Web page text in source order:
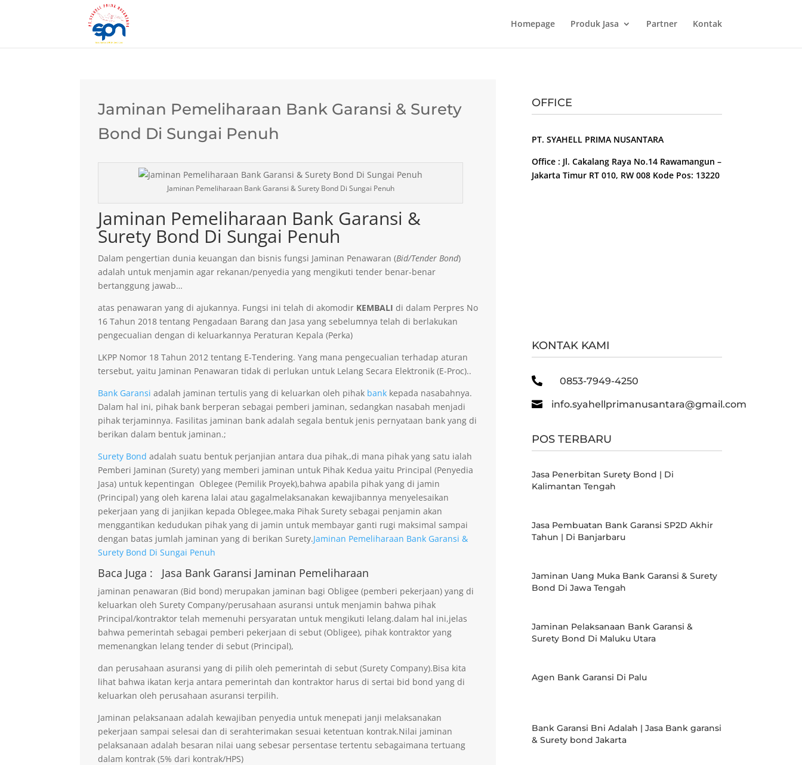
Homepage Produk Jasa Partner Kontak
Jaminan Pemeliharaan Bank Garansi & Surety
Bond Di Sungai Penuh
Jaminan Pemeliharaan Bank Garansi & Surety Bond Di Sungai Penuh
Jaminan Pemeliharaan Bank Garansi &
Surety Bond Di Sungai Penuh
Dalam pengertian dunia keuangan dan bisnis fungsi Jaminan Penawaran (Bid/Tender Bond)
adalah untuk menjamin agar rekanan/penyedia yang mengikuti tender benar-benar
bertanggung jawab…
atas penawaran yang di ajukannya. Fungsi ini telah di akomodir KEMBALI di dalam Perpres No
16 Tahun 2018 tentang Pengadaan Barang dan Jasa yang sebelumnya telah di berlakukan
pengecualian dengan di keluarkannya Peraturan Kepala (Perka)
LKPP Nomor 18 Tahun 2012 tentang E-Tendering. Yang mana pengecualian terhadap aturan
tersebut, yaitu Jaminan Penawaran tidak di perlukan untuk Lelang Secara Elektronik (E-Proc)..
Bank Garansi adalah jaminan tertulis yang di keluarkan oleh pihak bank kepada nasabahnya.
Dalam hal ini, pihak bank berperan sebagai pemberi jaminan, sedangkan nasabah menjadi
pihak terjaminnya. Fasilitas jaminan bank adalah segala bentuk jenis pernyataan bank yang di
berikan dalam bentuk jaminan.;
Surety Bond adalah suatu bentuk perjanjian antara dua pihak,,di mana pihak yang satu ialah
Pemberi Jaminan (Surety) yang memberi jaminan untuk Pihak Kedua yaitu Principal (Penyedia
Jasa) untuk kepentingan Oblegee (Pemilik Proyek),bahwa apabila pihak yang di jamin
(Principal) yang oleh karena lalai atau gagalmelaksanakan kewajibannya menyelesaikan
pekerjaan yang di janjikan kepada Oblegee,maka Pihak Surety sebagai penjamin akan
menggantikan kedudukan pihak yang di jamin untuk membayar ganti rugi maksimal sampai
dengan batas jumlah jaminan yang di berikan Surety.Jaminan Pemeliharaan Bank Garansi &
Surety Bond Di Sungai Penuh
Baca Juga : Jasa Bank Garansi Jaminan Pemeliharaan
jaminan penawaran (Bid bond) merupakan jaminan bagi Obligee (pemberi pekerjaan) yang di
keluarkan oleh Surety Company/perusahaan asuransi untuk menjamin bahwa pihak
Principal/kontraktor telah memenuhi persyaratan untuk mengikuti lelang.dalam hal ini,jelas
bahwa pemerintah sebagai pemberi pekerjaan di sebut (Obligee), pihak kontraktor yang
memenangkan lelang tender di sebut (Principal),
dan perusahaan asuransi yang di pilih oleh pemerintah di sebut (Surety Company).Bisa kita
lihat bahwa ikatan kerja antara pemerintah dan kontraktor harus di sertai bid bond yang di
keluarkan oleh perusahaan asuransi terpilih.
Jaminan pelaksanaan adalah kewajiban penyedia untuk menepati janji melaksanakan
pekerjaan sampai selesai dan di serahterimakan sesuai ketentuan kontrak.Nilai jaminan
pelaksanaan adalah besaran nilai uang sebesar persentase tertentu sebagaimana tertuang
dalam kontrak (5% dari kontrak/HPS)
OFFICE
PT. SYAHELL PRIMA NUSANTARA
Office : Jl. Cakalang Raya No.14 Rawamangun –
Jakarta Timur RT 010, RW 008 Kode Pos: 13220
KONTAK KAMI
 0853-7949-4250
 info.syahellprimanusantara@gmail.com
POS TERBARU
Jasa Penerbitan Surety Bond | Di
Kalimantan Tengah
Jasa Pembuatan Bank Garansi SP2D Akhir
Tahun | Di Banjarbaru
Jaminan Uang Muka Bank Garansi & Surety
Bond Di Jawa Tengah
Jaminan Pelaksanaan Bank Garansi &
Surety Bond Di Maluku Utara
Agen Bank Garansi Di Palu
Bank Garansi Bni Adalah | Jasa Bank garansi
& Surety bond Jakarta